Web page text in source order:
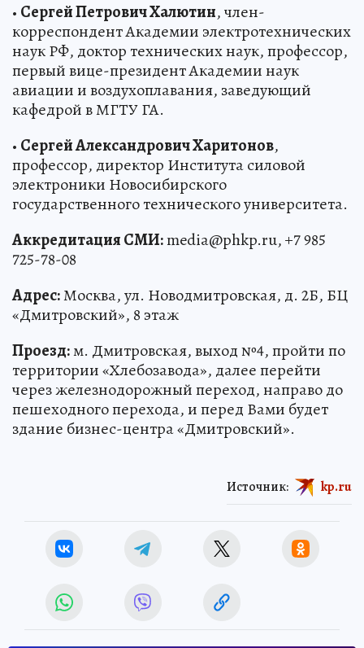
• Сергей Петрович Халютин, член-
корреспондент Академии электротехнических
наук РФ, доктор технических наук, профессор,
первый вице-президент Академии наук
авиации и воздухоплавания, заведующий
кафедрой в МГТУ ГА.
• Сергей Александрович Харитонов,
профессор, директор Института силовой
электроники Новосибирского
государственного технического университета.
Аккредитация СМИ:media@phkp.ru, +7 985
725-78-08
Адрес:Москва, ул. Новодмитровская, д. 2Б, БЦ
«Дмитровский», 8 этаж
Проезд:м. Дмитровская, выход №4, пройти по
территории «Хлебозавода», далее перейти
через железнодорожный переход, направо до
пешеходного перехода, и перед Вами будет
здание бизнес-центра «Дмитровский».
Источник: kp.ru